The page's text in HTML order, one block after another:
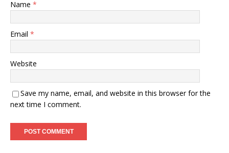
Name *
Email *
Website
Save my name, email, and website in this browser for the
next time I comment.